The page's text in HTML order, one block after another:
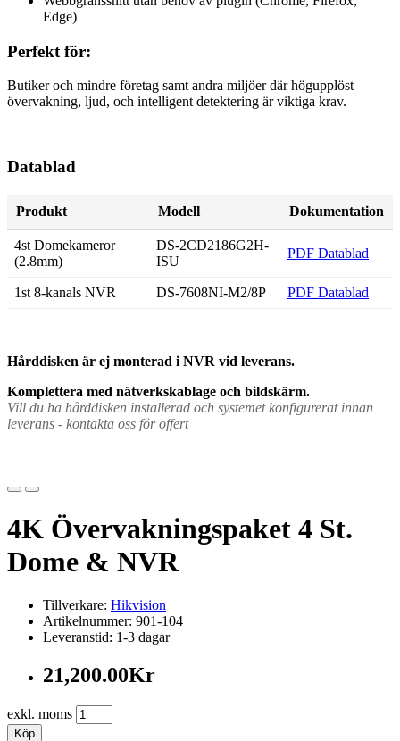
Edge)
Perfekt för:
Butiker och mindre företag samt andra miljöer där högupplöst
övervakning, ljud, och intelligent detektering är viktiga krav.
Datablad
Produkt Modell Dokumentation
4st Domekameror
(2.8mm)
DS-2CD2186G2H-
ISU
PDF Datablad
1st 8-kanals NVR DS-7608NI-M2/8P PDF Datablad
Hårddisken är ej monterad i NVR vid leverans.
Komplettera med nätverkskablage och bildskärm.
Vill du ha hårddisken installerad och systemet konfigurerat innan
leverans - kontakta oss för offert
4K Övervakningspaket 4 St.
Dome & NVR
Tillverkare: Hikvision
Artikelnummer: 901-104
Leveranstid: 1-3 dagar
21,200.00Kr
exkl. moms
Köp